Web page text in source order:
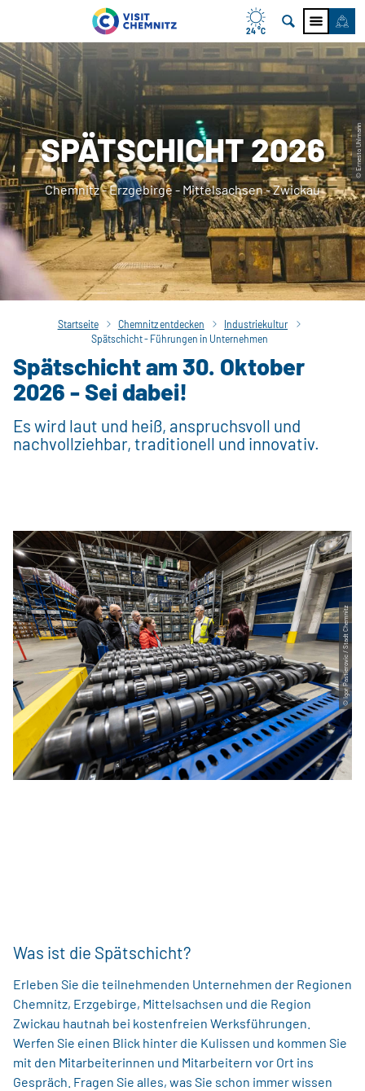
24 °C
© Ernesto Uhlmann
SPÄTSCHICHT 2026
Chemnitz - Erzgebirge - Mittelsachsen - Zwickau
Startseite Chemnitz entdecken
Industriekultur
Spätschicht - Führungen in Unternehmen
Spätschicht am 30. Oktober
2026 - Sei dabei!
Es wird laut und heiß, anspruchsvoll und
nachvollziehbar, traditionell und innovativ.
© Igor Pastierovic / Stadt Chemnitz
Was ist die Spätschicht?
Erleben Sie die teilnehmenden Unternehmen der Regionen
Chemnitz, Erzgebirge, Mittelsachsen und die Region
Zwickau hautnah bei kostenfreien Werksführungen.
Werfen Sie einen Blick hinter die Kulissen und kommen Sie
mit den Mitarbeiterinnen und Mitarbeitern vor Ort ins
Gespräch. Fragen Sie alles, was Sie schon immer wissen